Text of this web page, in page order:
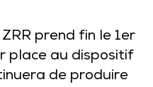
prend fin le 1er
place au dispositif
de produire